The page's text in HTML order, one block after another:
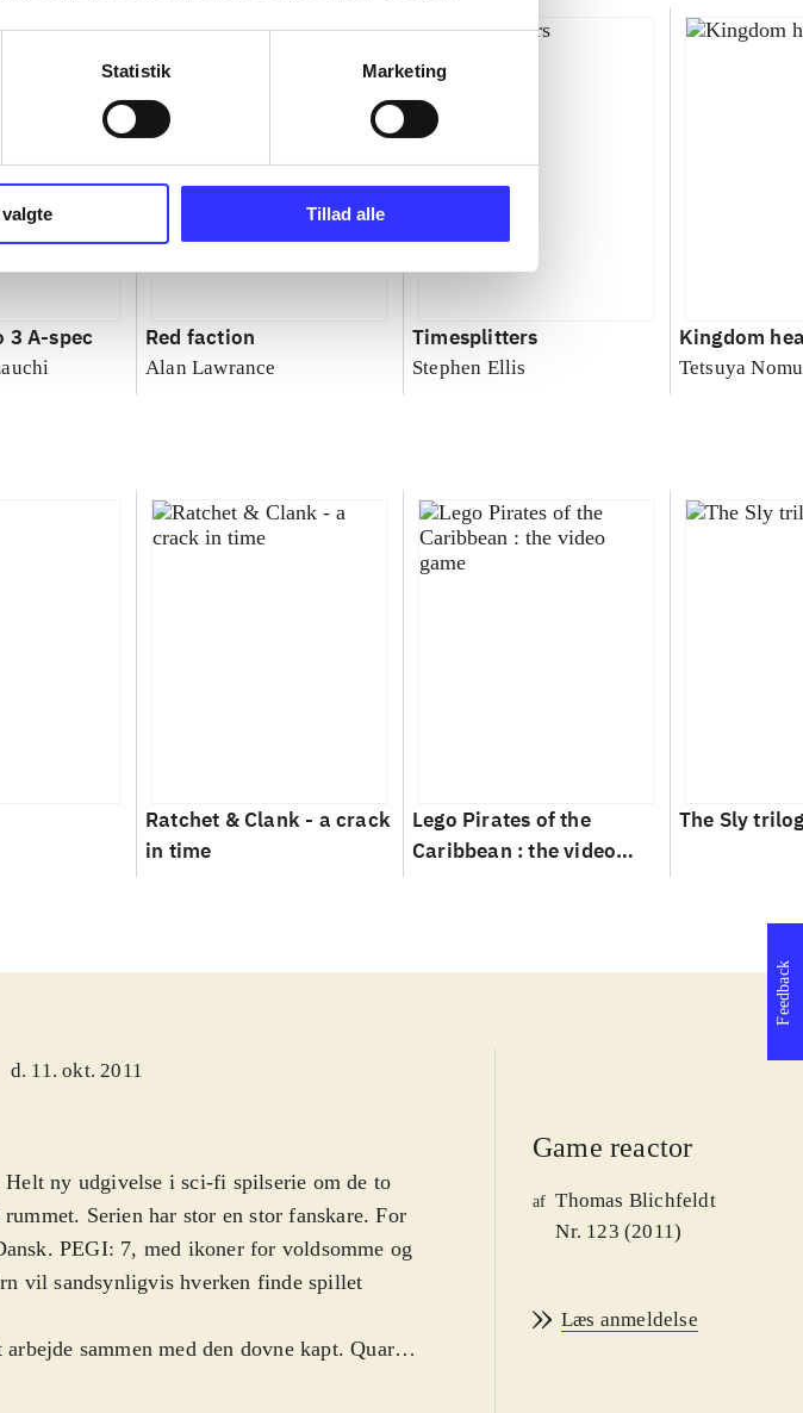
Statistik Marketing
Tillad alle
3 A-spec Red faction
Alan Lawrance
Timesplitters
Stephen Ellis
Kingdom
Tetsuya
Ratchet & Clank - a crack
in time
Lego Pirates of the
Caribbean : the video
The Sly
d. 11. okt. 2011
ny udgivelse i sci-fi spilserie om de to
Serien har stor en stor fanskare. For
PEGI: 7, med ikoner for voldsomme og
vil sandsynligvis hverken finde spillet
sammen med den dovne kapt. Quark
Game reactor
af Thomas Blichfeldt
Nr. 123 (2011)
Læs anmeldelse
Feedback